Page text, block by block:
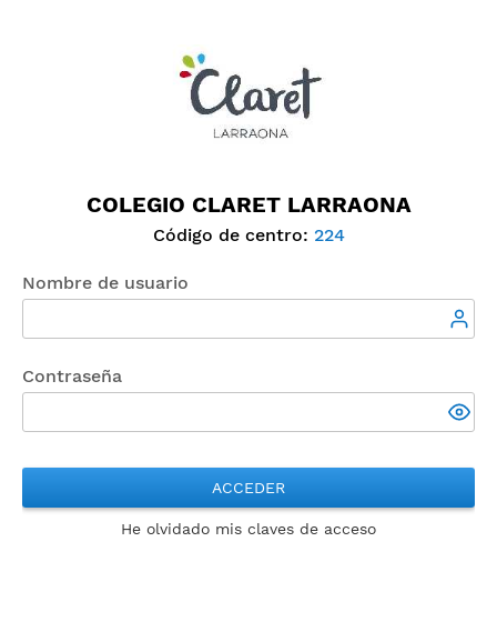
COLEGIO CLARET LARRAONA
Código de centro: 224
Nombre de usuario
Contraseña
ACCEDER
He olvidado mis claves de acceso